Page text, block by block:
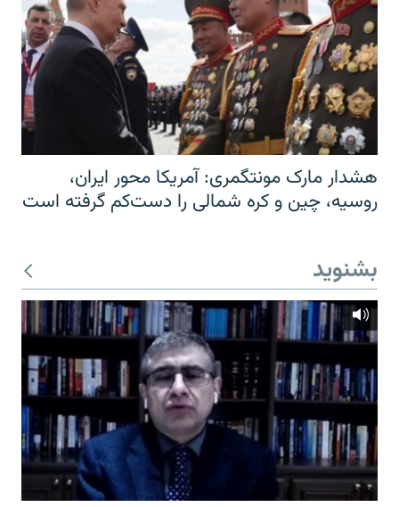
هشدار مارک مونتگمری: آمریکا محور ایران،
روسیه، چین و کره شمالی را دست‌کم گرفته است
بشنوید